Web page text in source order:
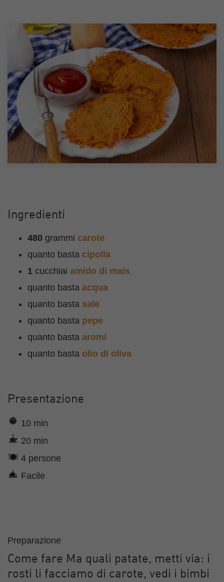
Ingredienti
480 grammi carote
quanto basta cipolla
1 cucchiai amido di mais
quanto basta acqua
quanto basta sale
quanto basta pepe
quanto basta aromi
quanto basta olio di oliva
Presentazione
10 min
20 min
4 persone
Facile
Preparazione
Come fare Ma quali patate, metti via: i
rosti li facciamo di carote, vedi i bimbi